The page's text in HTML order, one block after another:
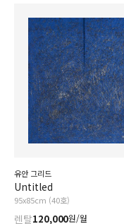
유안 그리드
Untitled
95x85cm (40호)
렌탈120,000원/월